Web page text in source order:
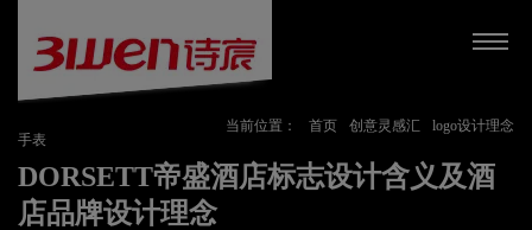
当前位置： 首页 创意灵感汇
logo设计理念
手表
DORSETT帝盛酒店标志设计含义及酒
店品牌设计理念